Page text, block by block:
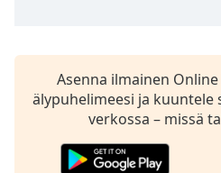
Font
Asenna ilmainen Online
älypuhelimeesi ja kuuntele
verkossa – missä